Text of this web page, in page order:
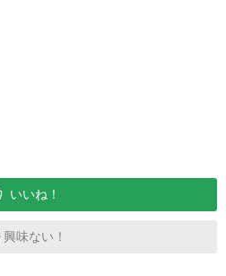
いいね！
興味ない！